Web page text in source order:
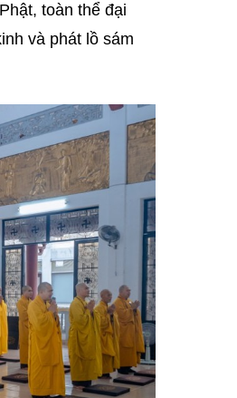
toàn thể đại
và phát lồ sám